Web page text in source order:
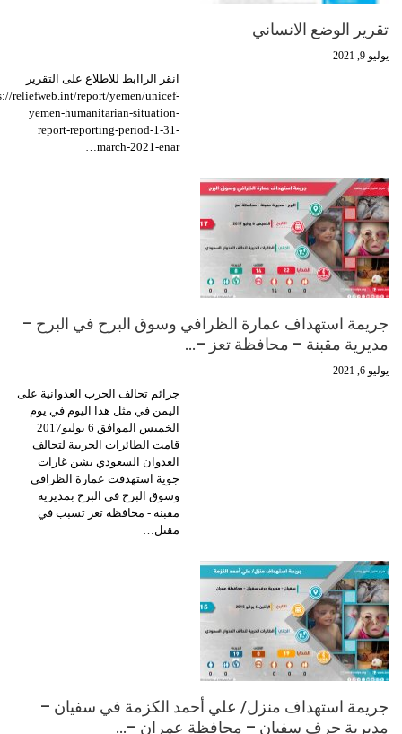
تقرير الوضع الانساني
يوليو 9, 2021
انقر الراابط للاطلاع على التقرير
reliefweb.int/report/yemen/unicef-
yemen-humanitarian-situation-
report-reporting-period-1-31-
march-2021-enar…
جريمة استهداف عمارة الظرافي وسوق البرح في البرح –
مديرية مقبنة – محافظة تعز –…
يوليو 6, 2021
جرائم تحالف الحرب العدوانية على
اليمن في مثل هذا اليوم في يوم
الخميس الموافق 6 يوليو2017
قامت الطائرات الحربية لتحالف
العدوان السعودي بشن غارات
جوية استهدفت عمارة الظرافي
وسوق البرح في البرح بمديرية
مقبنة - محافظة تعز تسبب في
مقتل…
جريمة استهداف منزل/ علي أحمد الكزمة في سفيان –
مديرية حرف سفيان – محافظة عمران –…